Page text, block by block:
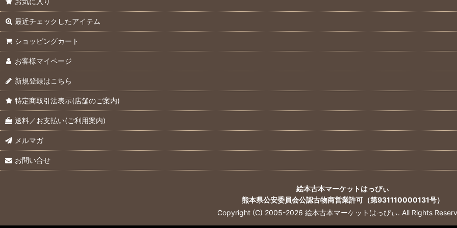
最近チェックしたアイテム
ショッピングカート
お客様マイページ
新規登録はこちら
特定商取引法表示(店舗のご案内)
送料／お支払い(ご利用案内)
メルマガ
お問い合せ
絵本古本マーケットはっぴぃ
熊本県公安委員会公認古物商営業許可（第931110000131号）
Copyright (C) 2005-2026 絵本古本マーケットはっぴぃ. All Rights